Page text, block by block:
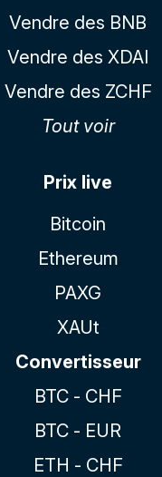
Vendre des BNB
Vendre des XDAI
Vendre des ZCHF
Tout voir
Prix live
Bitcoin
Ethereum
PAXG
XAUt
Convertisseur
BTC - CHF
BTC - EUR
ETH - CHF